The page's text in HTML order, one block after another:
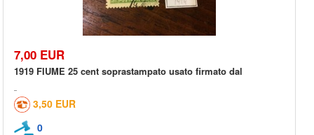
7,00 EUR
1919 FIUME 25 cent soprastampato usato firmato dal
3,50 EUR
0